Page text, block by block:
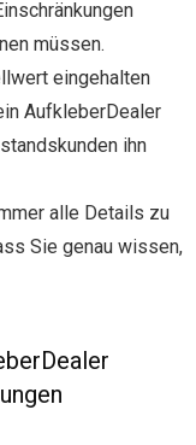
müssen.
eingehalten
AufkleberDealer
ihn
alle Details zu
Sie genau wissen,